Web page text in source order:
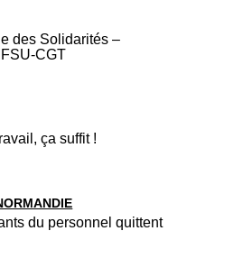
des Solidarités –
CGT
ça suffit !
du personnel quittent